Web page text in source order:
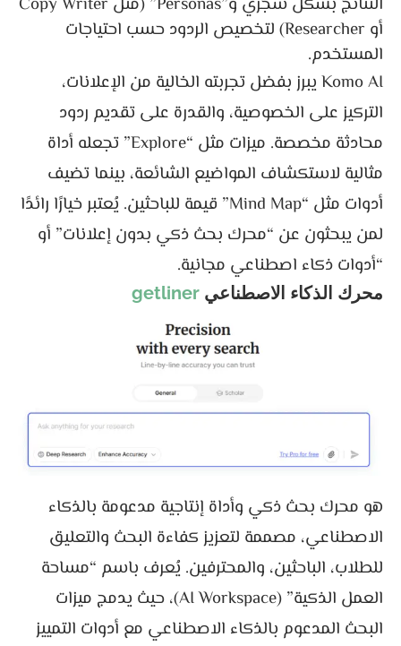
النتائج بشكل شجري و”Personas” (مثل Copy Writer
أو Researcher) لتخصيص الردود حسب احتياجات
المستخدم.
Komo AI يبرز بفضل تجربته الخالية من الإعلانات،
التركيز على الخصوصية، والقدرة على تقديم ردود
محادثة مخصصة. ميزات مثل “Explore” تجعله أداة
مثالية لاستكشاف المواضيع الشائعة، بينما تضيف
أدوات مثل “Mind Map” قيمة للباحثين. يُعتبر خيارًا رائدًا
لمن يبحثون عن “محرك بحث ذكي بدون إعلانات” أو
“أدوات ذكاء اصطناعي مجانية.
محرك الذكاء الاصطناعي getliner
هو محرك بحث ذكي وأداة إنتاجية مدعومة بالذكاء
الاصطناعي، مصممة لتعزيز كفاءة البحث والتعليق
للطلاب، الباحثين، والمحترفين. يُعرف باسم “مساحة
العمل الذكية” (AI Workspace)، حيث يدمج ميزات
البحث المدعوم بالذكاء الاصطناعي مع أدوات التمييز